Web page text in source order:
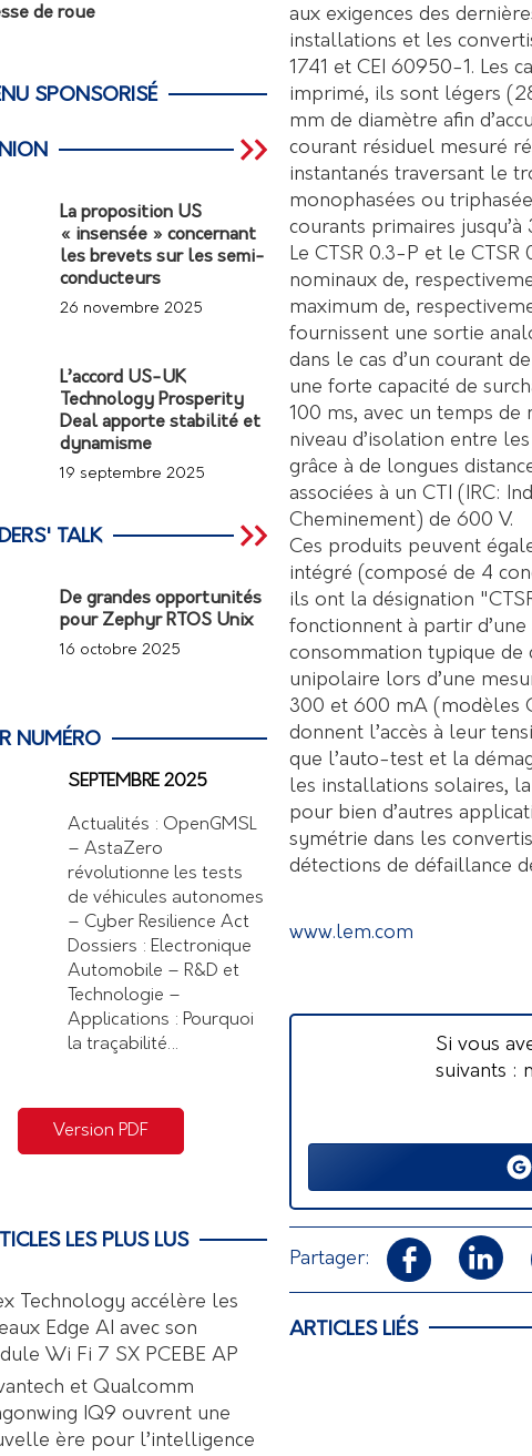
aux exigences des
installations et les
1741 et CEI 60950-1. Les
imprimé, ils sont légers
mm de diamètre afin
courant résiduel mesuré
instantanés traversant le
monophasées ou
courants primaires
Le CTSR 0.3-P et le
nominaux de,
maximum de,
fournissent une sortie
dans le cas d’un courant
une forte capacité de
100 ms, avec un temps
niveau d’isolation entre
grâce à de longues
associées à un CTI (IRC:
Cheminement) de 600 V.
Ces produits peuvent
intégré (composé de 4
ils ont la désignation
fonctionnent à partir
consommation typique de
unipolaire lors d’une
300 et 600 mA (modèles
donnent l’accès à leur
que l’auto-test et la
les installations solaires,
pour bien d’autres
symétrie dans les
détections de défaillance
www.lem.com
Si vous
suivants :
Partager:
ARTICLES LIÉS
de roue
SPONSORISÉ
La proposition US
« insensée » concernant
les brevets sur les semi-
conducteurs
26 novembre 2025
L’accord US-UK
Technology Prosperity
Deal apporte stabilité et
dynamisme
19 septembre 2025
TALK
De grandes opportunités
pour Zephyr RTOS Unix
16 octobre 2025
NUMÉRO
SEPTEMBRE 2025
Actualités : OpenGMSL
– AstaZero
révolutionne les tests
de véhicules autonomes
– Cyber Resilience Act
Dossiers : Electronique
Automobile – R&D et
Technologie –
Applications : Pourquoi
la traçabilité…
Version PDF
LES PLUS LUS
Technology accélère les
Edge AI avec son
Wi Fi 7 SX PCEBE AP
et Qualcomm
IQ9 ouvrent une
ère pour l’intelligence